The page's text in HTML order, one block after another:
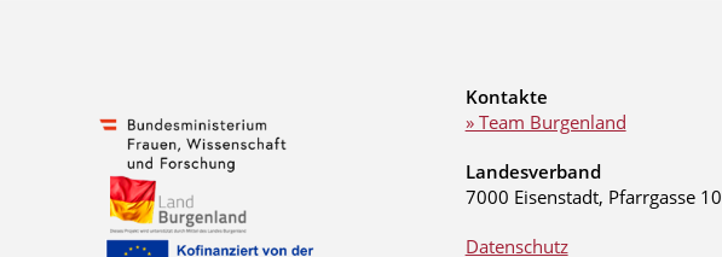
Kontakte
» Team Burgenland
Landesverband
7000 Eisenstadt, Pfarrgasse 10
Datenschutz